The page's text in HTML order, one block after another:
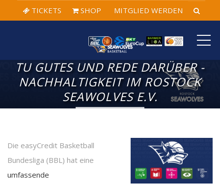
TICKETS SHOP MITGLIED WERDEN
TU GUTES UND REDE DARÜBER -
NACHHALTIGKEIT IM ROSTOCK
SEAWOLVES E.V.
Die easyCredit Basketball
Bundesliga (BBL) hat eine
umfassende